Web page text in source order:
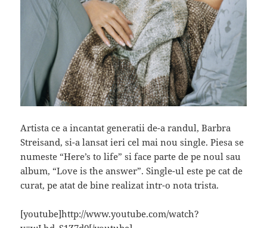
Artista ce a incantat generatii de-a randul, Barbra
Streisand, si-a lansat ieri cel mai nou single. Piesa se
numeste “Here’s to life” si face parte de pe noul sau
album, “Love is the answer”. Single-ul este pe cat de
curat, pe atat de bine realizat intr-o nota trista.
[youtube]http://www.youtube.com/watch?